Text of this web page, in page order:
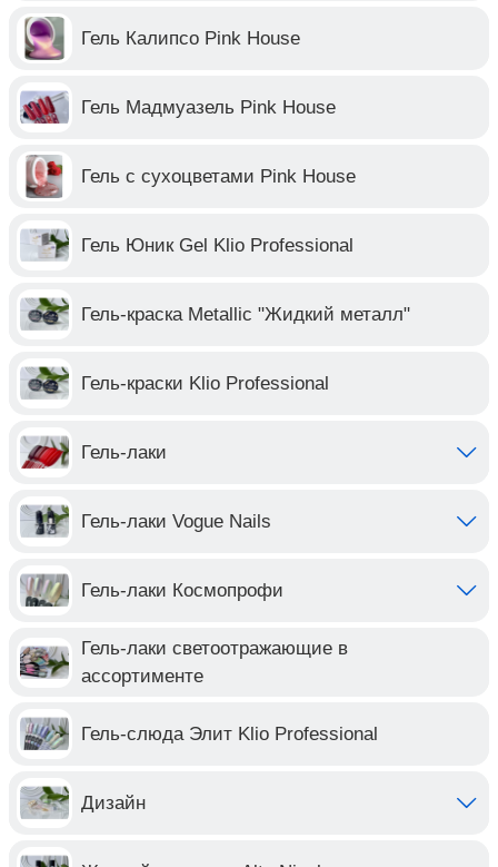
Гель Калипсо Pink House
Гель Мадмуазель Pink House
Гель с сухоцветами Pink House
Гель Юник Gel Klio Professional
Гель-краска Metallic "Жидкий металл"
Гель-краски Klio Professional
Гель-лаки
Гель-лаки Vogue Nails
Гель-лаки Космопрофи
Гель-лаки светоотражающие в
ассортименте
Гель-слюда Элит Klio Professional
Дизайн